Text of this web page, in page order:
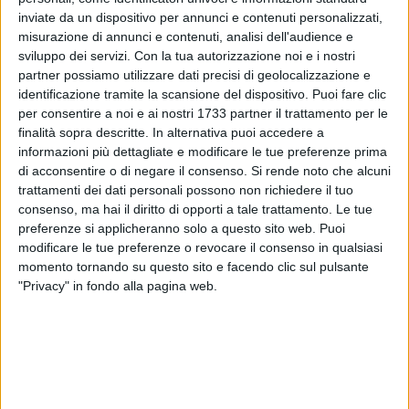
inviate da un dispositivo per annunci e contenuti personalizzati,
misurazione di annunci e contenuti, analisi dell'audience e
sviluppo dei servizi. Con la tua autorizzazione noi e i nostri
partner possiamo utilizzare dati precisi di geolocalizzazione e
identificazione tramite la scansione del dispositivo. Puoi fare clic
per consentire a noi e ai nostri 1733 partner il trattamento per le
finalità sopra descritte. In alternativa puoi accedere a
informazioni più dettagliate e modificare le tue preferenze prima
di acconsentire o di negare il consenso. Si rende noto che alcuni
trattamenti dei dati personali possono non richiedere il tuo
consenso, ma hai il diritto di opporti a tale trattamento. Le tue
preferenze si applicheranno solo a questo sito web. Puoi
modificare le tue preferenze o revocare il consenso in qualsiasi
momento tornando su questo sito e facendo clic sul pulsante
"Privacy" in fondo alla pagina web.
51
Traffico molto intenso questa mattina, 27 novembre, lungo
la SS16 bis nel tratto compreso tra Trani e Barletta a causa
di un incidente. Al momento non sono ancora note le cause
e la dinamica dell'accaduto.
Sul posto è intervenuta la Polizia Locale.
Notizia in aggiornamento